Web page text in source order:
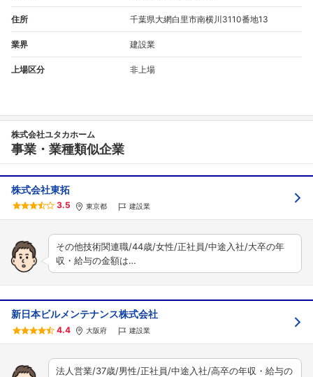
住所 千葉県大網白里市南横川3110番地13
業界 建設業
上場区分 非上場
株式会社ユタカホーム
事業・業種類似企業
株式会社東拓
3.5 東京都 建設業
その他技術関連職/44歳/女性/正社員/中途入社/大卒の年
収・給与の金額は…
新日本ビルメンテナンス株式会社
4.4 大阪府 建設業
法人営業/37歳/男性/正社員/中途入社/高卒の年収・給与の